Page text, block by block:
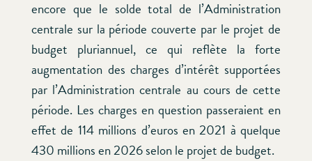
encore que le solde total de l’Administration
centrale sur la période couverte par le projet de
budget pluriannuel, ce qui reflète la forte
augmentation des charges d’intérêt supportées
par l’Administration centrale au cours de cette
période. Les charges en question passeraient en
effet de 114 millions d’euros en 2021 à quelque
430 millions en 2026 selon le projet de budget.